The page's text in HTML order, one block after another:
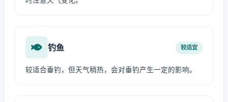
钓鱼 较适宜
较适合垂钓，但天气稍热，会对垂钓产生一定的影响。